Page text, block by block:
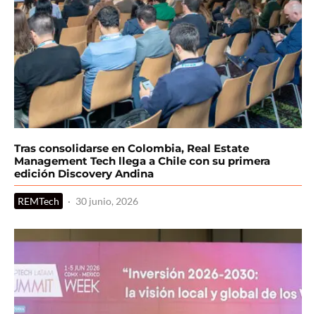
Tras consolidarse en Colombia, Real Estate
Management Tech llega a Chile con su primera
edición Discovery Andina
REMTech · 30 junio, 2026